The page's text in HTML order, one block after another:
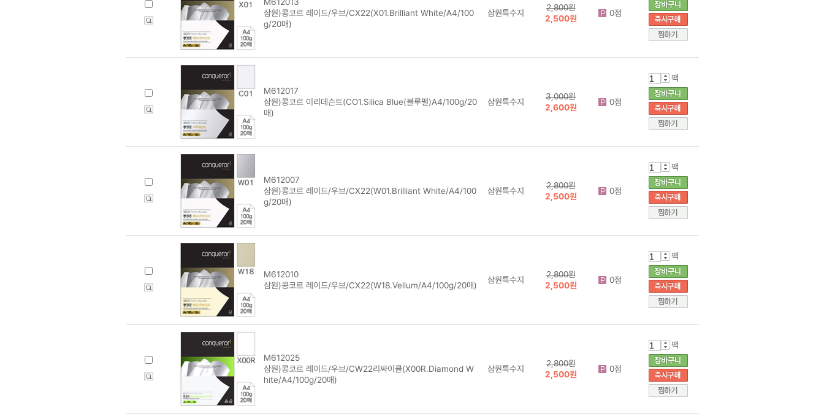
삼원)콩코르 레이드/우브/CX22(X01.Brilliant White/A4/100
g/20매)
삼원특수지
2,800원
2,500원
0점
M612017
삼원)콩코르 이리데슨트(CO1.Silica Blue(블루펄)A4/100g/20
매)
삼원특수지
3,000원
2,600원
0점
팩
M612007
삼원)콩코르 레이드/우브/CX22(W01.Brilliant White/A4/100
g/20매)
삼원특수지
2,800원
2,500원
0점
팩
M612010
삼원)콩코르 레이드/우브/CX22(W18.Vellum/A4/100g/20매)
삼원특수지
2,800원
2,500원
0점
팩
M612025
삼원)콩코르 레이드/우브/CW22리싸이클(X00R.Diamond W
hite/A4/100g/20매)
삼원특수지
2,800원
2,500원
0점
팩